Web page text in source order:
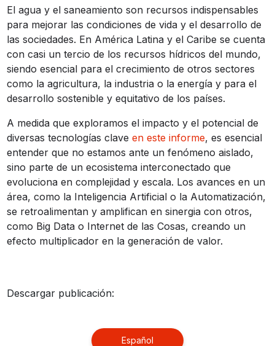
El agua y el saneamiento son recursos indispensables
para mejorar las condiciones de vida y el desarrollo de
las sociedades. En América Latina y el Caribe se cuenta
con casi un tercio de los recursos hídricos del mundo,
siendo esencial para el crecimiento de otros sectores
como la agricultura, la industria o la energía y para el
desarrollo sostenible y equitativo de los países.
A medida que exploramos el impacto y el potencial de
diversas tecnologías claveen este informe, es esencial
entender que no estamos ante un fenómeno aislado,
sino parte de un ecosistema interconectado que
evoluciona en complejidad y escala. Los avances en un
área, como la Inteligencia Artificial o la Automatización,
se retroalimentan y amplifican en sinergia con otros,
como Big Data o Internet de las Cosas, creando un
efecto multiplicador en la generación de valor.
Descargar publicación:
Español